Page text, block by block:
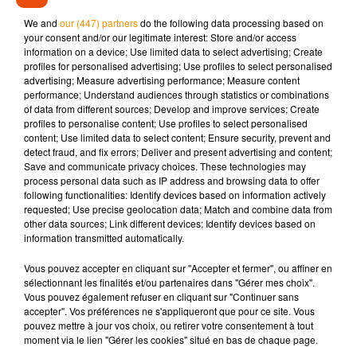
notamment sur la région PACA. Les températures resteront
toujours douces : un petit 8° à Aurillac, 10° C à Lille et
Orléans, 11 °C à Brest, 13° C à Bordeaux et un bon 15° C à
Perpignan.
La#douceur océane s'impose ce matin, surtout dans l'ouest
avec 11°C à#Brestoù il pleut. Aucune#geléen'est
observée en plaine.pic.twitter.com/RjaHa3uGGu
— La Chaîne Météo (@lachainemeteo)December 19, 2020
Musique
7 août 2026
Madonna sort enfin le remix de « Love
Sensation » avec Kylie Minogue
We and our (447) partnersdo the following data processing based on
your consent and/or our legitimate interest: Store and/or access
information on a device; Use limited data to select advertising; Create
profiles for personalised advertising; Use profiles to select personalised
advertising; Measure advertising performance; Measure content
performance; Understand audiences through statistics or combinations
of data from different sources; Develop and improve services; Create
profiles to personalise content; Use profiles to select personalised
content; Use limited data to select content; Ensure security, prevent and
detect fraud, and fix errors; Deliver and present advertising and content;
Save and communicate privacy choices. These technologies may
process personal data such as IP address and browsing data to offer
following functionalities: Identify devices based on information actively
requested; Use precise geolocation data; Match and combine data from
other data sources; Link different devices; Identify devices based on
information transmitted automatically.
Vous pouvez accepter en cliquant sur "Accepter et fermer", ou affiner en
sélectionnant les finalités et/ou partenaires dans "Gérer mes choix".
Vous pouvez également refuser en cliquant sur "Continuer sans
accepter". Vos préférences ne s'appliqueront que pour ce site. Vous
pouvez mettre à jour vos choix, ou retirer votre consentement à tout
moment via le lien "Gérer les cookies" situé en bas de chaque page.